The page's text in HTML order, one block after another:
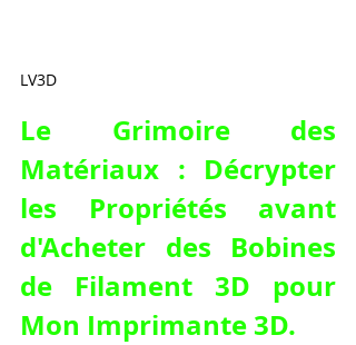
LV3D
Le Grimoire des
Matériaux : Décrypter
les Propriétés avant
d'Acheter des Bobines
de Filament 3D pour
Mon Imprimante 3D.